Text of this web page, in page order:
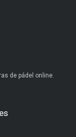
de pádel online.